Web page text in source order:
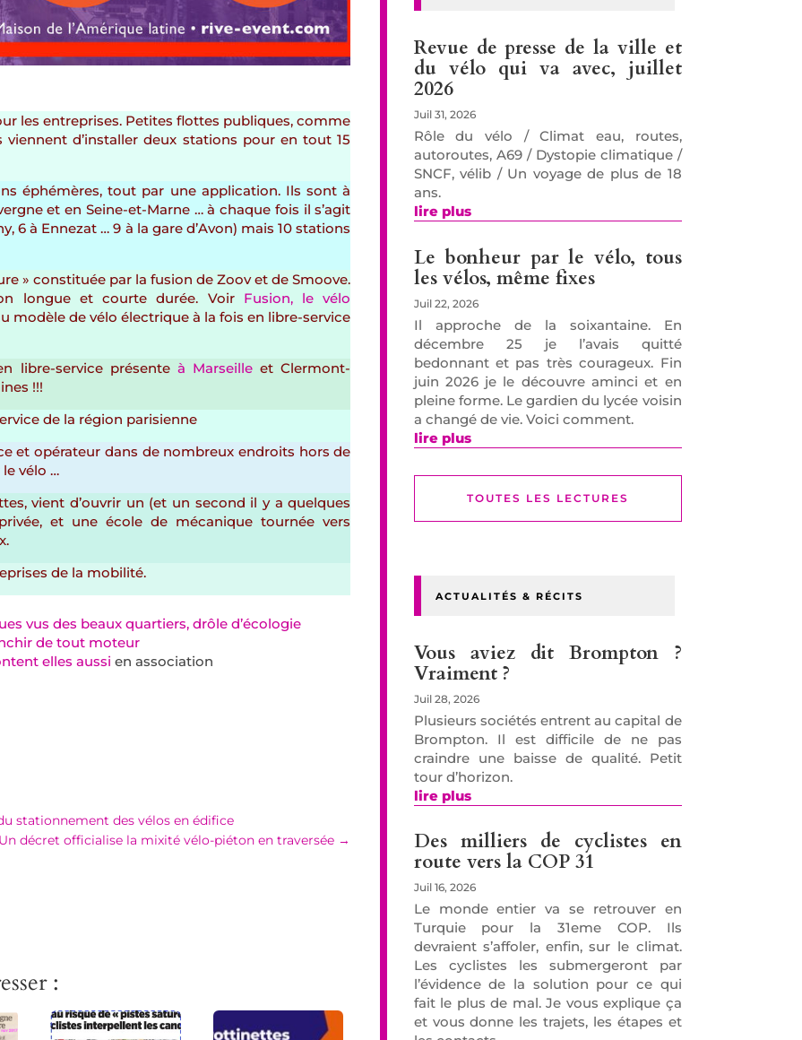
les entreprises. Petites flottes publiques, comme
d’installer deux stations pour en tout 15
éphémères, tout par une application. Ils sont à
et en Seine-et-Marne … à chaque fois il s’agit
6 à Ennezat … 9 à la gare d’Avon) mais 10 stations
» constituée par la fusion de Zoov et de Smoove.
longue et courte durée. Voir Fusion, le vélo
modèle de vélo électrique à la fois en libre-service
libre-service présente à Marseille et Clermont-
!!!
de la région parisienne
et opérateur dans de nombreux endroits hors de
vélo …
vient d’ouvrir un (et un second il y a quelques
et une école de mécanique tournée vers
de la mobilité.
vus des beaux quartiers, drôle d’écologie
de tout moteur
elles aussi en association
stationnement des vélos en édifice
Un décret officialise la mixité vélo-piéton en traversée →
:
Revue de presse de la ville et
du vélo qui va avec, juillet
2026
Juil 31, 2026
Rôle du vélo / Climat eau, routes,
autoroutes, A69 / Dystopie climatique /
SNCF, vélib / Un voyage de plus de 18
ans.
lire plus
Le bonheur par le vélo, tous
les vélos, même fixes
Juil 22, 2026
Il approche de la soixantaine. En
décembre 25 je l’avais quitté
bedonnant et pas très courageux. Fin
juin 2026 je le découvre aminci et en
pleine forme. Le gardien du lycée voisin
a changé de vie. Voici comment.
lire plus
TOUTES LES LECTURES
ACTUALITÉS & RÉCITS
Vous aviez dit Brompton ?
Vraiment ?
Juil 28, 2026
Plusieurs sociétés entrent au capital de
Brompton. Il est difficile de ne pas
craindre une baisse de qualité. Petit
tour d’horizon.
lire plus
Des milliers de cyclistes en
route vers la COP 31
Juil 16, 2026
Le monde entier va se retrouver en
Turquie pour la 31eme COP. Ils
devraient s’affoler, enfin, sur le climat.
Les cyclistes les submergeront par
l’évidence de la solution pour ce qui
fait le plus de mal. Je vous explique ça
et vous donne les trajets, les étapes et